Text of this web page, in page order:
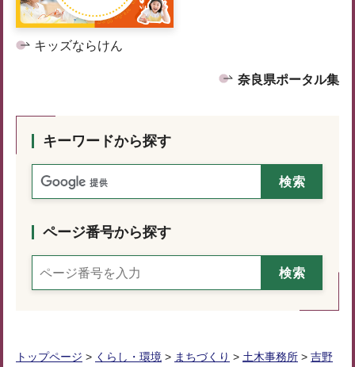
キッズならけん
奈良県ポータル集
キーワードから探す
ページ番号から探す
トップページ > くらし・環境 > まちづくり > 土木事務所 > 吉野